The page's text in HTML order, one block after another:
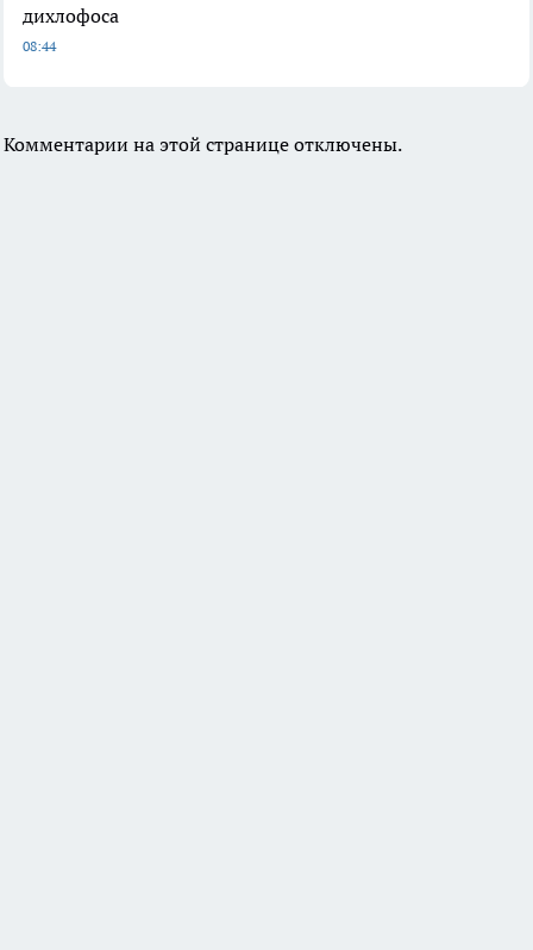
дихлофоса
08:44
Комментарии на этой странице отключены.